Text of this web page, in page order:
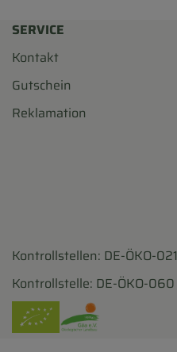
SERVICE
Kontakt
Gutschein
Reklamation
?hl=de
Kontrollstellen: DE-ÖKO-021
Kontrollstelle: DE-ÖKO-060